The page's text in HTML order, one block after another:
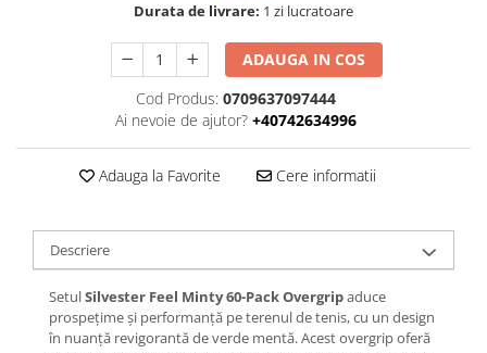
Durata de livrare: 1 zi lucratoare
ADAUGA IN COS
Cod Produs: 0709637097444
Ai nevoie de ajutor? +40742634996
Adauga la Favorite Cere informatii
Descriere
SetulSilvester Feel Minty 60-Pack Overgripaduce
prospețime și performanță pe terenul de tenis, cu un design
în nuanță revigorantă de verde mentă. Acest overgrip oferă